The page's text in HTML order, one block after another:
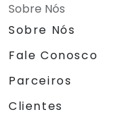
Sobre Nós
Sobre Nós
Fale Conosco
Parceiros
Clientes